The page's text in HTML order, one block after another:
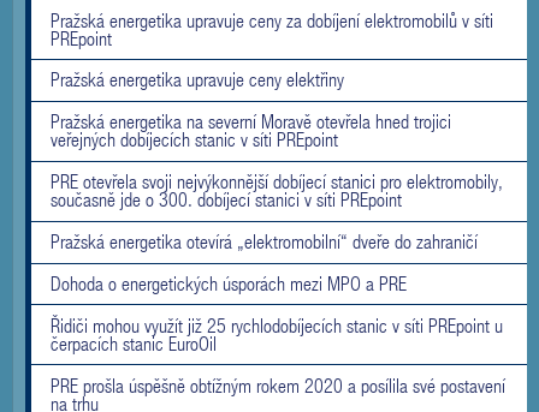
Pražská energetika upravuje ceny za dobíjení elektromobilů v síti
PREpoint
Pražská energetika upravuje ceny elektřiny
Pražská energetika na severní Moravě otevřela hned trojici
veřejných dobíjecích stanic v síti PREpoint
PRE otevřela svoji nejvýkonnější dobíjecí stanici pro elektromobily,
současně jde o 300. dobíjecí stanici v síti PREpoint
Pražská energetika otevírá „elektromobilní“ dveře do zahraničí
Dohoda o energetických úsporách mezi MPO a PRE
Řidiči mohou využít již 25 rychlodobíjecích stanic v síti PREpoint u
čerpacích stanic EuroOil
PRE prošla úspěšně obtížným rokem 2020 a posílila své postavení
na trhu